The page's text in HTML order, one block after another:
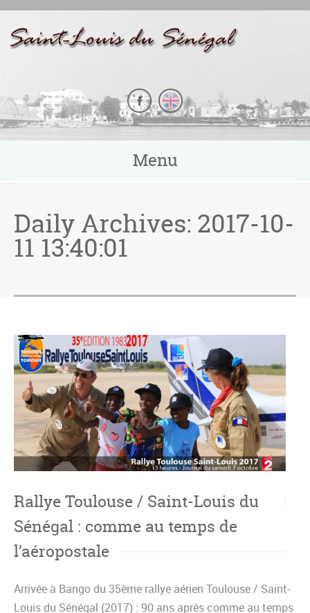
Menu
Daily Archives: 2017-10-
11 13:40:01
Rallye Toulouse / Saint-Louis du
Sénégal : comme au temps de
l’aéropostale
Arrivée à Bango du 35ème rallye aérien Toulouse / Saint-
Louis du Sénégal (2017) : 90 ans après comme au temps
Panneau de gestion des cookies